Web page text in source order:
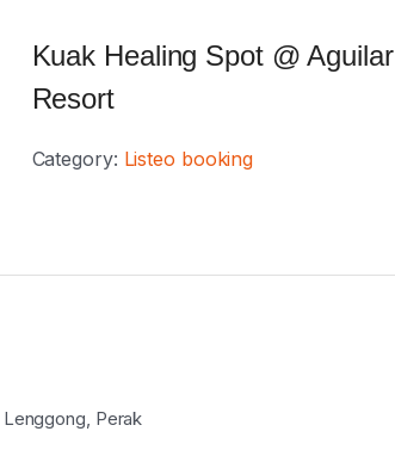
Kuak Healing Spot @ Aguilar
Resort
Category: Listeo booking
Perak